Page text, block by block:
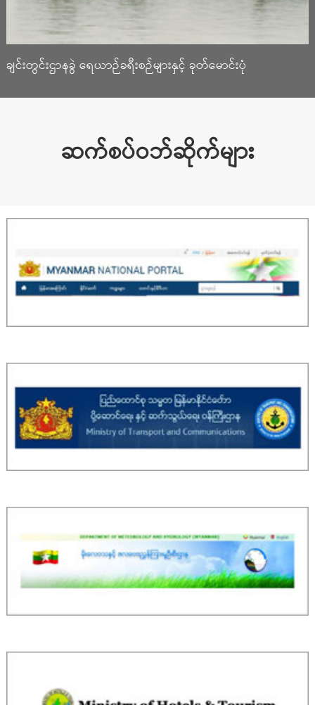
ချင်းတွင်းဌာနခွဲ ရေယာဉ်ခရီးစဉ်များနှင့် ခုတ်မောင်းပုံ
ဆက်စပ်ဝဘ်ဆိုက်များ